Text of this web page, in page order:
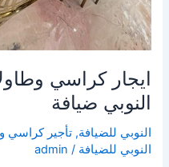
النوبي ضيافة
النوبي للضيافة,
النوبي للضيافة /
admin